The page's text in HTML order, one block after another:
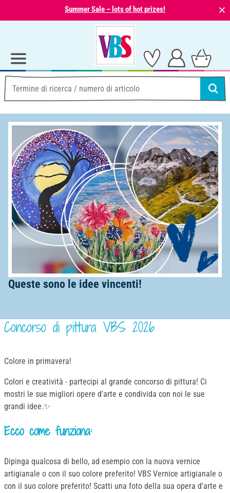
Summer Sale – lots of hot prizes! ⨯
Queste sono le idee vincenti!
Concorso di pittura VBS 2026
Colore in primavera!
Colori e creatività - partecipi al grande concorso di pittura! Ci
mostri le sue migliori opere d'arte e condivida con noi le sue
grandi idee.✨
Ecco come funziona:
Dipinga qualcosa di bello, ad esempio con la nuova vernice
artigianale o con il suo colore preferito! VBS Vernice artigianale o
con il suo colore preferito! Scatti una foto della sua opera d'arte e